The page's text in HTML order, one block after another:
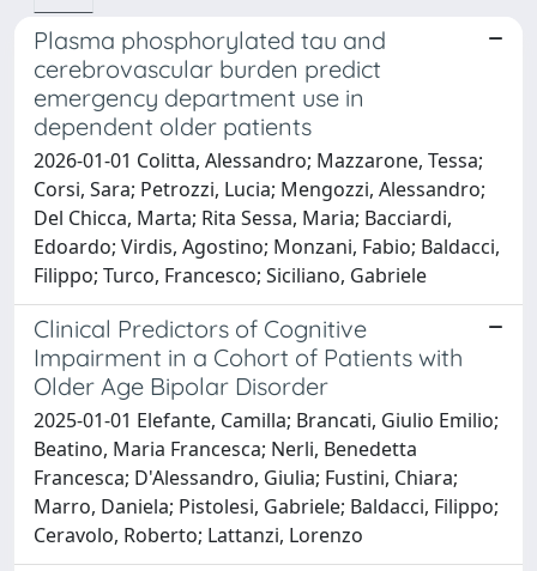
Plasma phosphorylated tau and
cerebrovascular burden predict
emergency department use in
dependent older patients
2026-01-01 Colitta, Alessandro; Mazzarone, Tessa;
Corsi, Sara; Petrozzi, Lucia; Mengozzi, Alessandro;
Del Chicca, Marta; Rita Sessa, Maria; Bacciardi,
Edoardo; Virdis, Agostino; Monzani, Fabio; Baldacci,
Filippo; Turco, Francesco; Siciliano, Gabriele
Clinical Predictors of Cognitive
Impairment in a Cohort of Patients with
Older Age Bipolar Disorder
2025-01-01 Elefante, Camilla; Brancati, Giulio Emilio;
Beatino, Maria Francesca; Nerli, Benedetta
Francesca; D'Alessandro, Giulia; Fustini, Chiara;
Marro, Daniela; Pistolesi, Gabriele; Baldacci, Filippo;
Ceravolo, Roberto; Lattanzi, Lorenzo